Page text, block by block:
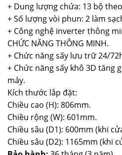
+ Dung lượng chứa: 13 bộ
+ Số lượng vòi phun: 2 làm
+ Công nghệ inverter thông
CHỨC NĂNG THÔNG MINH.
+ Chức năng sấy lưu trữ 24/
+ Chức năng sấy khô 3D tăng
máy.
Kích thước lắp đặt:
Chiều cao (H): 806mm.
Chiều rộng (W): 601mm.
Chiều sâu (D1): 600mm (khi
Chiều sâu (D2): 1165mm (khi